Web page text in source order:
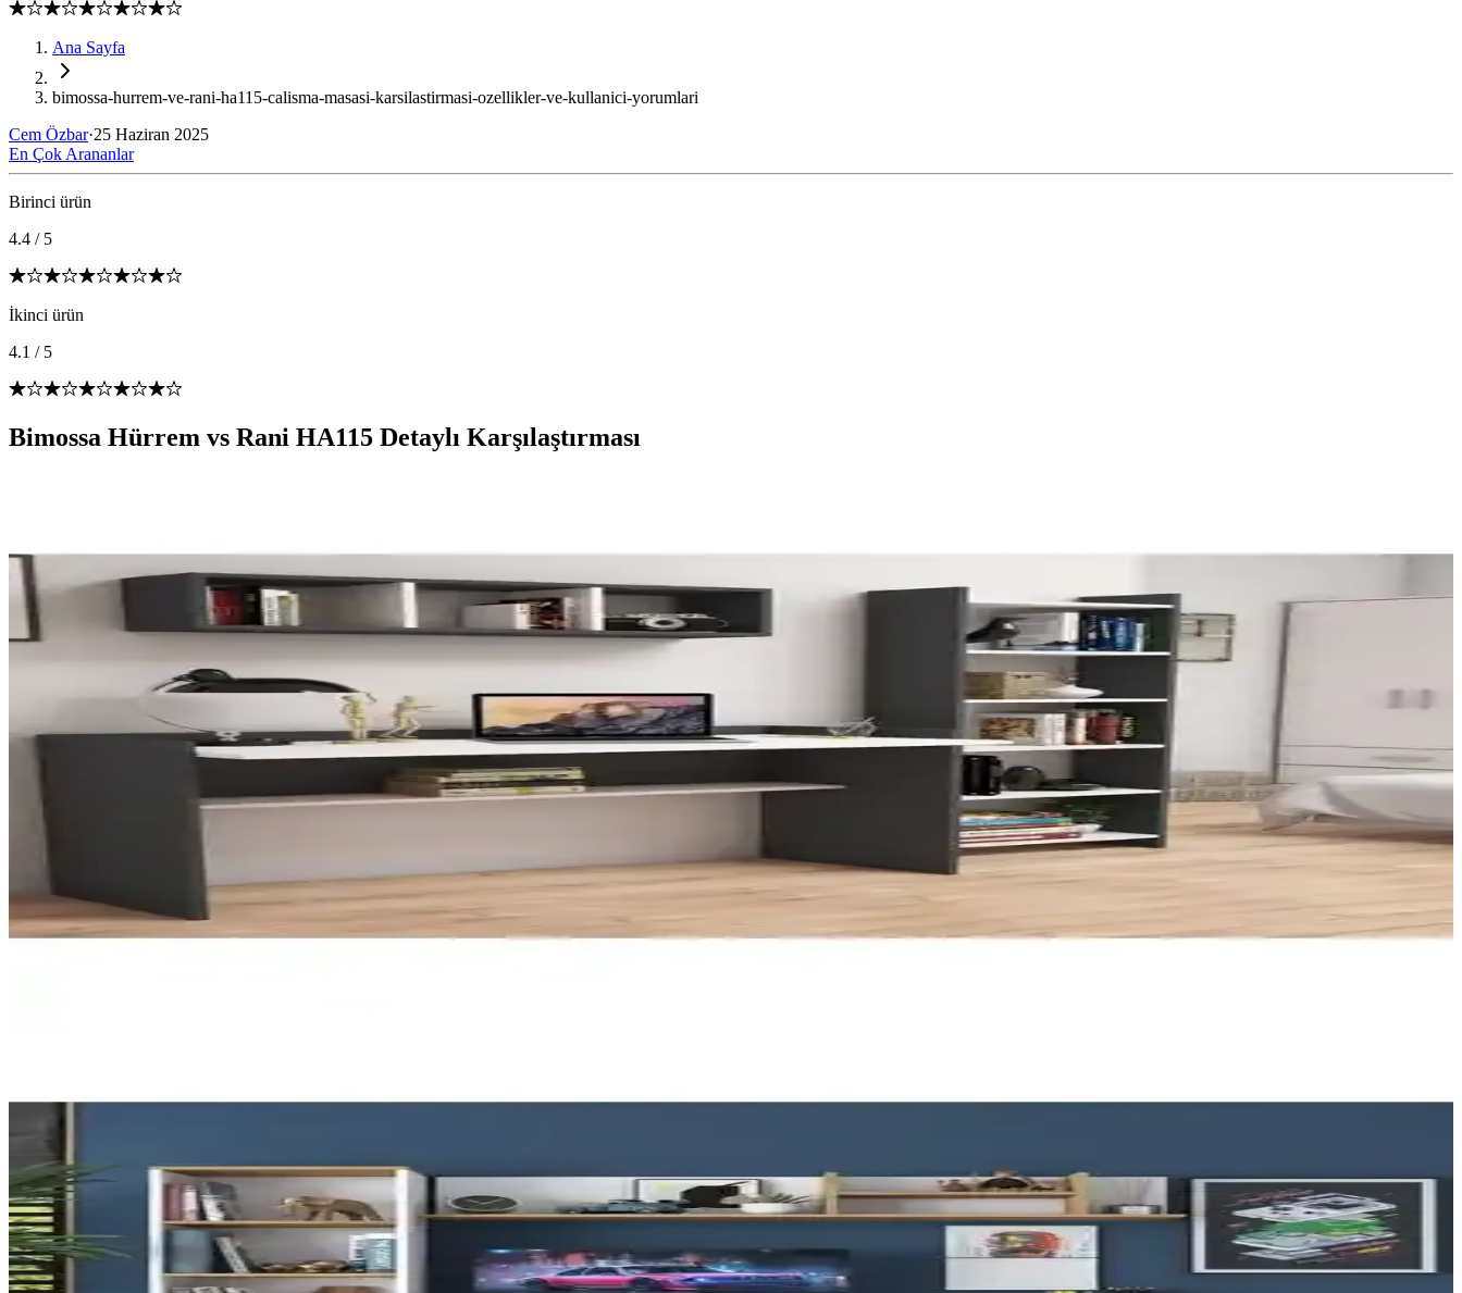
Ana Sayfa
bimossa-hurrem-ve-rani-ha115-calisma-masasi-karsilastirmasi-ozellikler-ve-kullanici-yorumlari
Cem Özbar·25 Haziran 2025
En Çok Arananlar
Birinci ürün
4.4 / 5
İkinci ürün
4.1 / 5
Bimossa Hürrem vs Rani HA115 Detaylı Karşılaştırması